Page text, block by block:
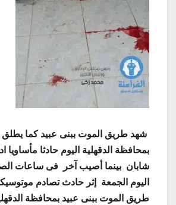
شهد طريق الموت ببنى عبيد كما يطلق
بمحافظة الدقهلية اليوم حادثا
شابان بينما أصيب آخر فى ساعات
اليوم الجمعة إثر حادث تصادم
طريق الموت ببنى عبيد بمحافظة